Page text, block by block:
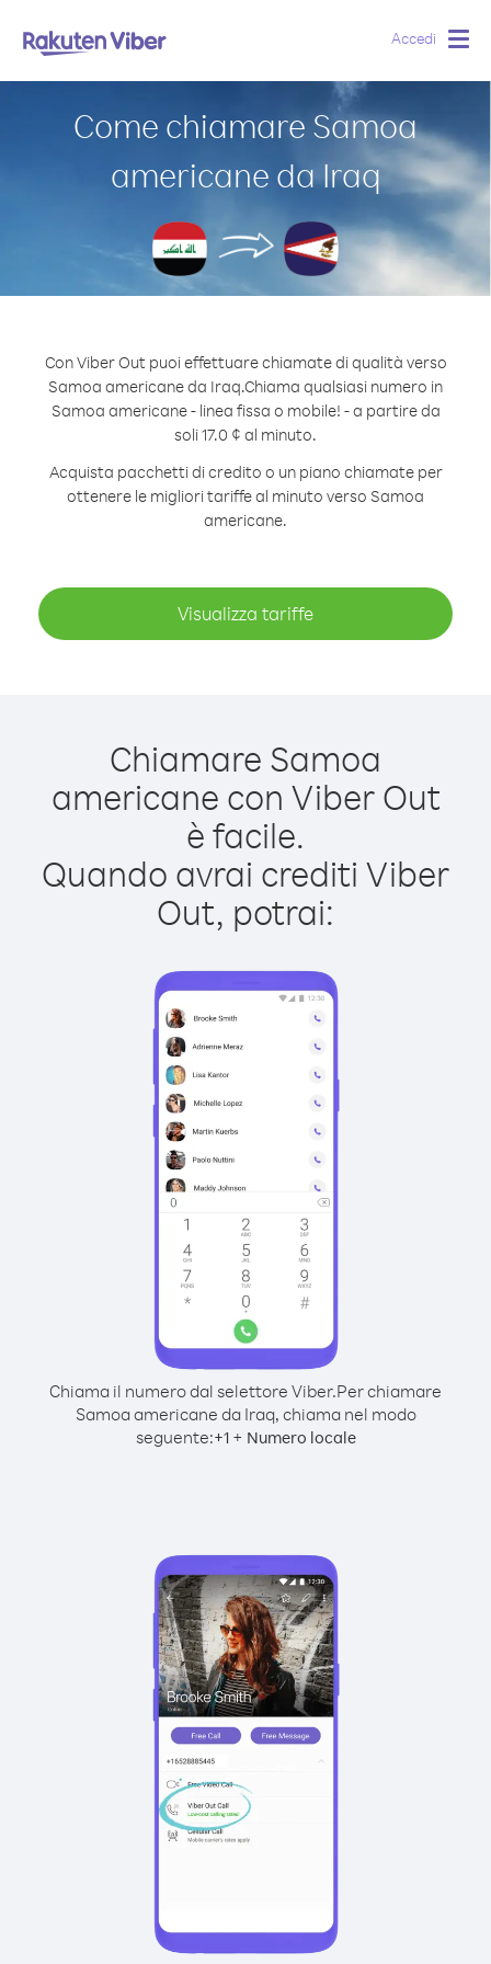
Accedi
Come chiamare Samoa
americane da Iraq
Con Viber Out puoi effettuare chiamate di qualità verso
Samoa americane da Iraq.Chiama qualsiasi numero in
Samoa americane - linea fissa o mobile! - a partire da
soli 17.0 ¢ al minuto.
Acquista pacchetti di credito o un piano chiamate per
ottenere le migliori tariffe al minuto verso Samoa
americane.
Visualizza tariffe
Chiamare Samoa
americane con Viber Out
è facile.
Quando avrai crediti Viber
Out, potrai:
Chiama il numero dal selettore Viber.Per chiamare
Samoa americane da Iraq, chiama nel modo
seguente:+1+ Numero locale